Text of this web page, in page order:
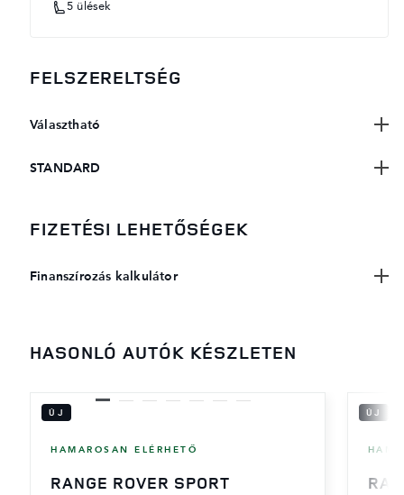
5 ülések
FELSZERELTSÉG
Választható
STANDARD
FIZETÉSI LEHETŐSÉGEK
Finanszírozás kalkulátor
HASONLÓ AUTÓK KÉSZLETEN
ÚJ
HAMAROSAN ELÉRHETŐ
RANGE ROVER SPORT
ÚJ